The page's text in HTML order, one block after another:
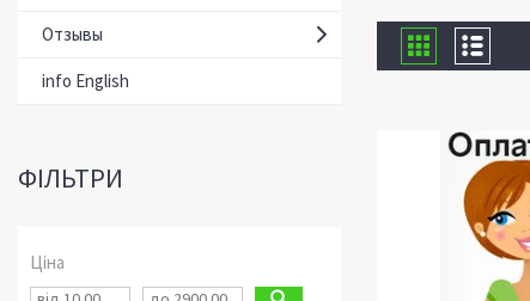
Отзывы
info English
ФІЛЬТРИ
Ціна